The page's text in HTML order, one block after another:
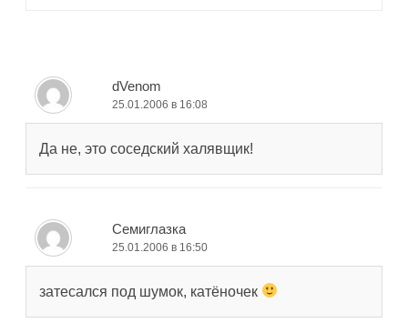
dVenom
25.01.2006 в 16:08
Да не, это соседский халявщик!
Семиглазка
25.01.2006 в 16:50
затесался под шумок, катёночек